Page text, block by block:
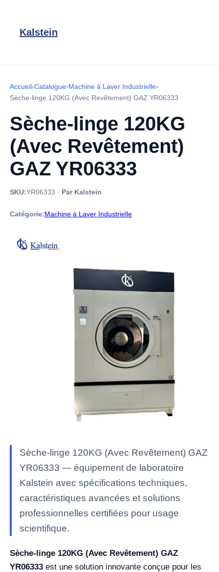
Kalstein
Accueil›Catalogue›Machine à Laver Industrielle›
Sèche-linge 120KG (Avec Revêtement) GAZ YR06333
Sèche-linge 120KG
(Avec Revêtement)
GAZ YR06333
SKU:YR06333 · Par Kalstein
Catégorie:Machine à Laver Industrielle
Sèche-linge 120KG (Avec Revêtement) GAZ
YR06333 — équipement de laboratoire
Kalstein avec spécifications techniques,
caractéristiques avancées et solutions
professionnelles certifiées pour usage
scientifique.
Sèche-linge 120KG (Avec Revêtement) GAZ
YR06333 est une solution innovante conçue pour les